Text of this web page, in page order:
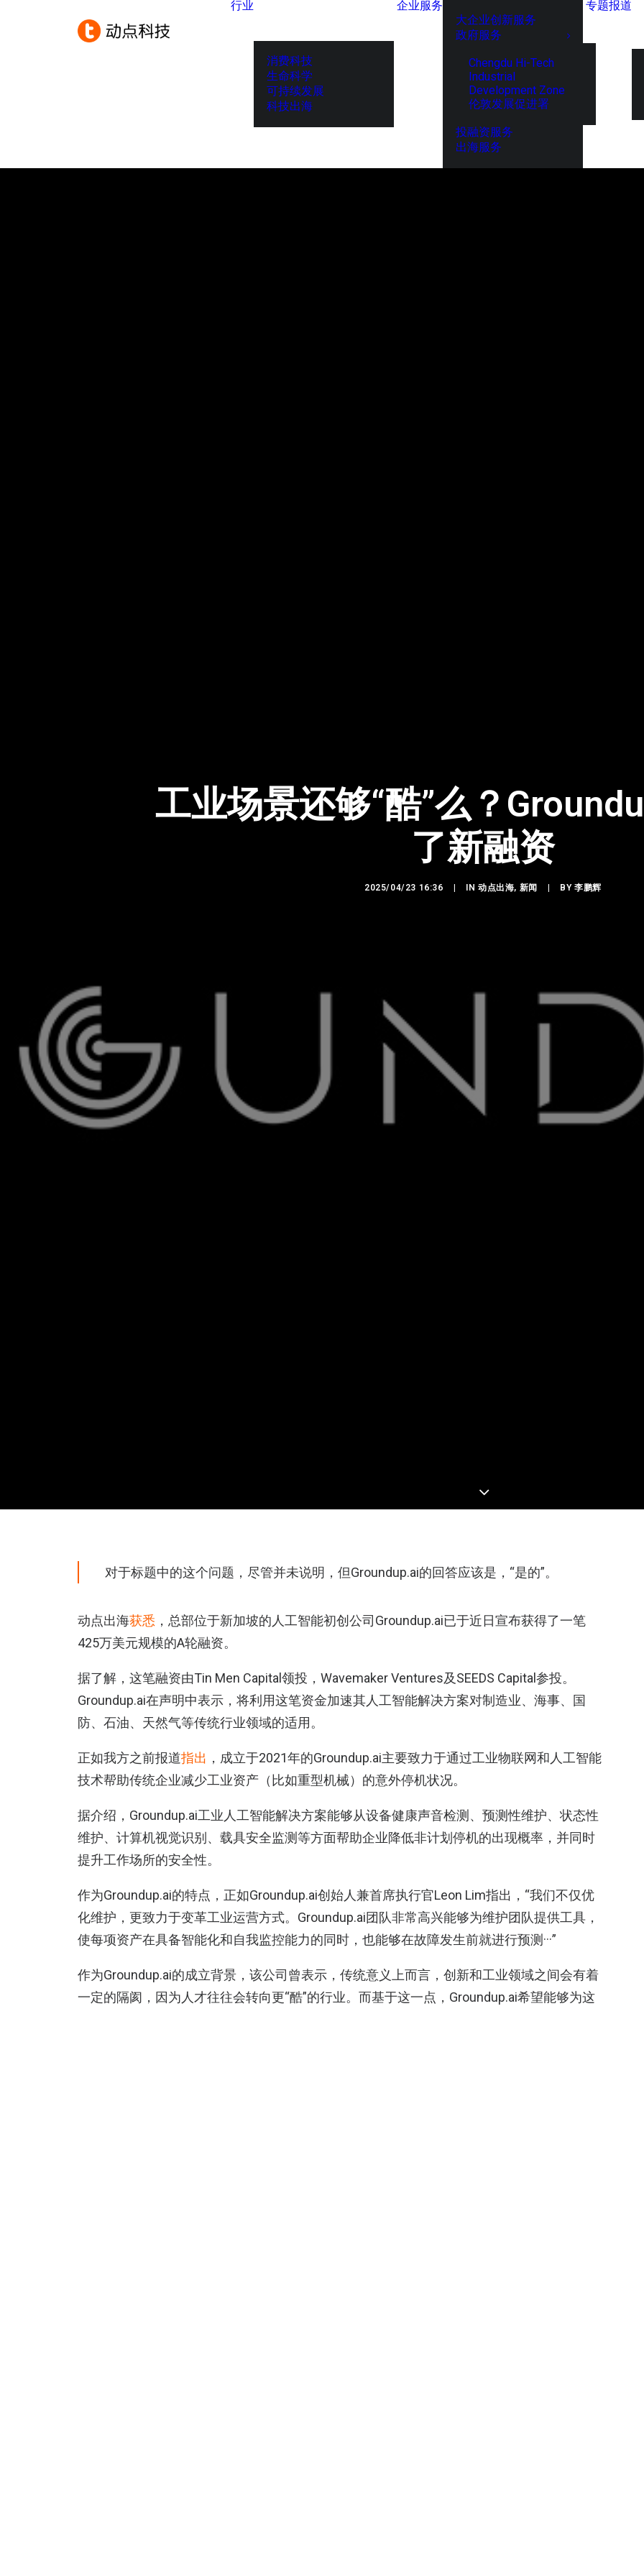
行业
消费科技
生命科学
可持续发展
科技出海
企业服务
大企业创新服务
政府服务
Chengdu Hi-Tech
Industrial
Development Zone
伦敦发展促进署
投融资服务
出海服务
专题报道
工业场景还够“酷”么？
了新融资
2025/04/23 16:36 IN 动点出海, 新闻 BY李鹏辉
对于标题中的这个问题，尽管并未说明，但Groundup.ai的回答应该是，“是的”。
动点出海获悉 ，总部位于新加坡的人工智能初创公司Groundup.ai已于近日宣布获得了一笔
425万美元规模的A轮融资。
据了解，这笔融资由Tin Men Capital领投，Wavemaker Ventures及SEEDS Capital参投。
Groundup.ai在声明中表示，将利用这笔资金加速其人工智能解决方案对制造业、海事、国
防、石油、天然气等传统行业领域的适用。
正如我方之前报道指出 ，成立于2021年的Groundup.ai主要致力于通过工业物联网和人工智能
技术帮助传统企业减少工业资产（比如重型机械）的意外停机状况。
据介绍，Groundup.ai工业人工智能解决方案能够从设备健康声音检测、预测性维护、状态性
维护、计算机视觉识别、载具安全监测等方面帮助企业降低非计划停机的出现概率，并同时
提升工作场所的安全性。
作为Groundup.ai的特点，正如Groundup.ai创始人兼首席执行官Leon Lim指出，“我们不仅优
化维护，更致力于变革工业运营方式。Groundup.ai团队非常高兴能够为维护团队提供工具，
使每项资产在具备智能化和自我监控能力的同时，也能够在故障发生前就进行预测···”
作为Groundup.ai的成立背景，该公司曾表示，传统意义上而言，创新和工业领域之间会有着
一定的隔阂，因为人才往往会转向更“酷”的行业。而基于这一点，Groundup.ai希望能够为这